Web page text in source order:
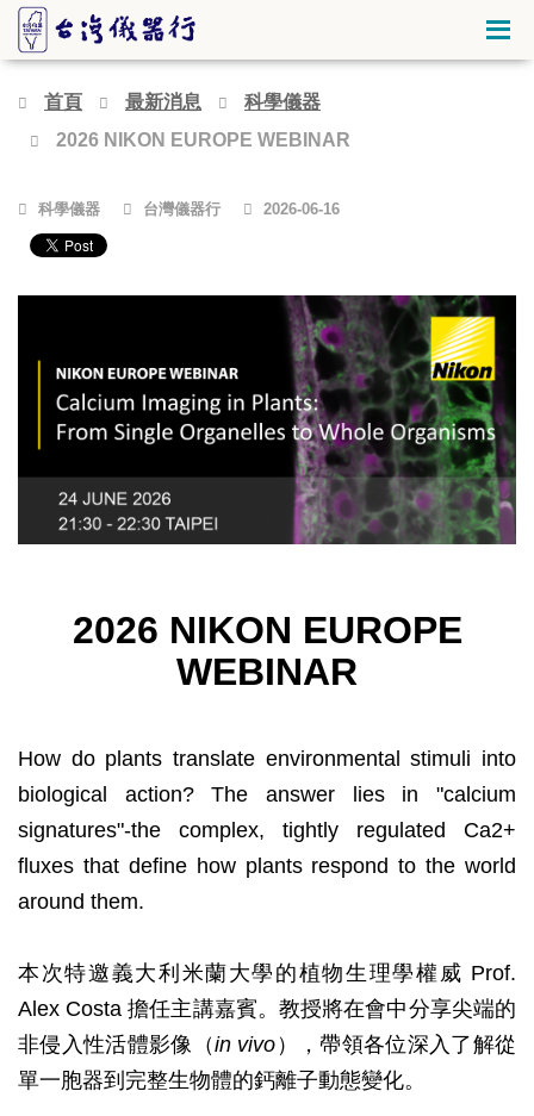
首頁 最新消息
科學儀器
2026 NIKON EUROPE WEBINAR
科學儀器 台灣儀器行 2026-06-16
2026 NIKON EUROPE
WEBINAR
How do plants translate environmental stimuli into
biological action? The answer lies in "calcium
signatures"-the complex, tightly regulated Ca2+
fluxes that define how plants respond to the world
around them.
本次特邀義大利米蘭大學的植物生理學權威 Prof.
Alex Costa 擔任主講嘉賓。教授將在會中分享尖端的
非侵入性活體影像（in vivo ），帶領各位深入了解從
單一胞器到完整生物體的鈣離子動態變化。